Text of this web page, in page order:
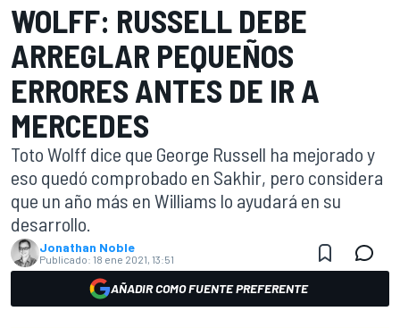
WOLFF: RUSSELL DEBE
ARREGLAR PEQUEÑOS
ERRORES ANTES DE IR A
MERCEDES
Toto Wolff dice que George Russell ha mejorado y
eso quedó comprobado en Sakhir, pero considera
que un año más en Williams lo ayudará en su
desarrollo.
Jonathan Noble
Publicado: 18 ene 2021, 13:51
AÑADIR COMO FUENTE PREFERENTE